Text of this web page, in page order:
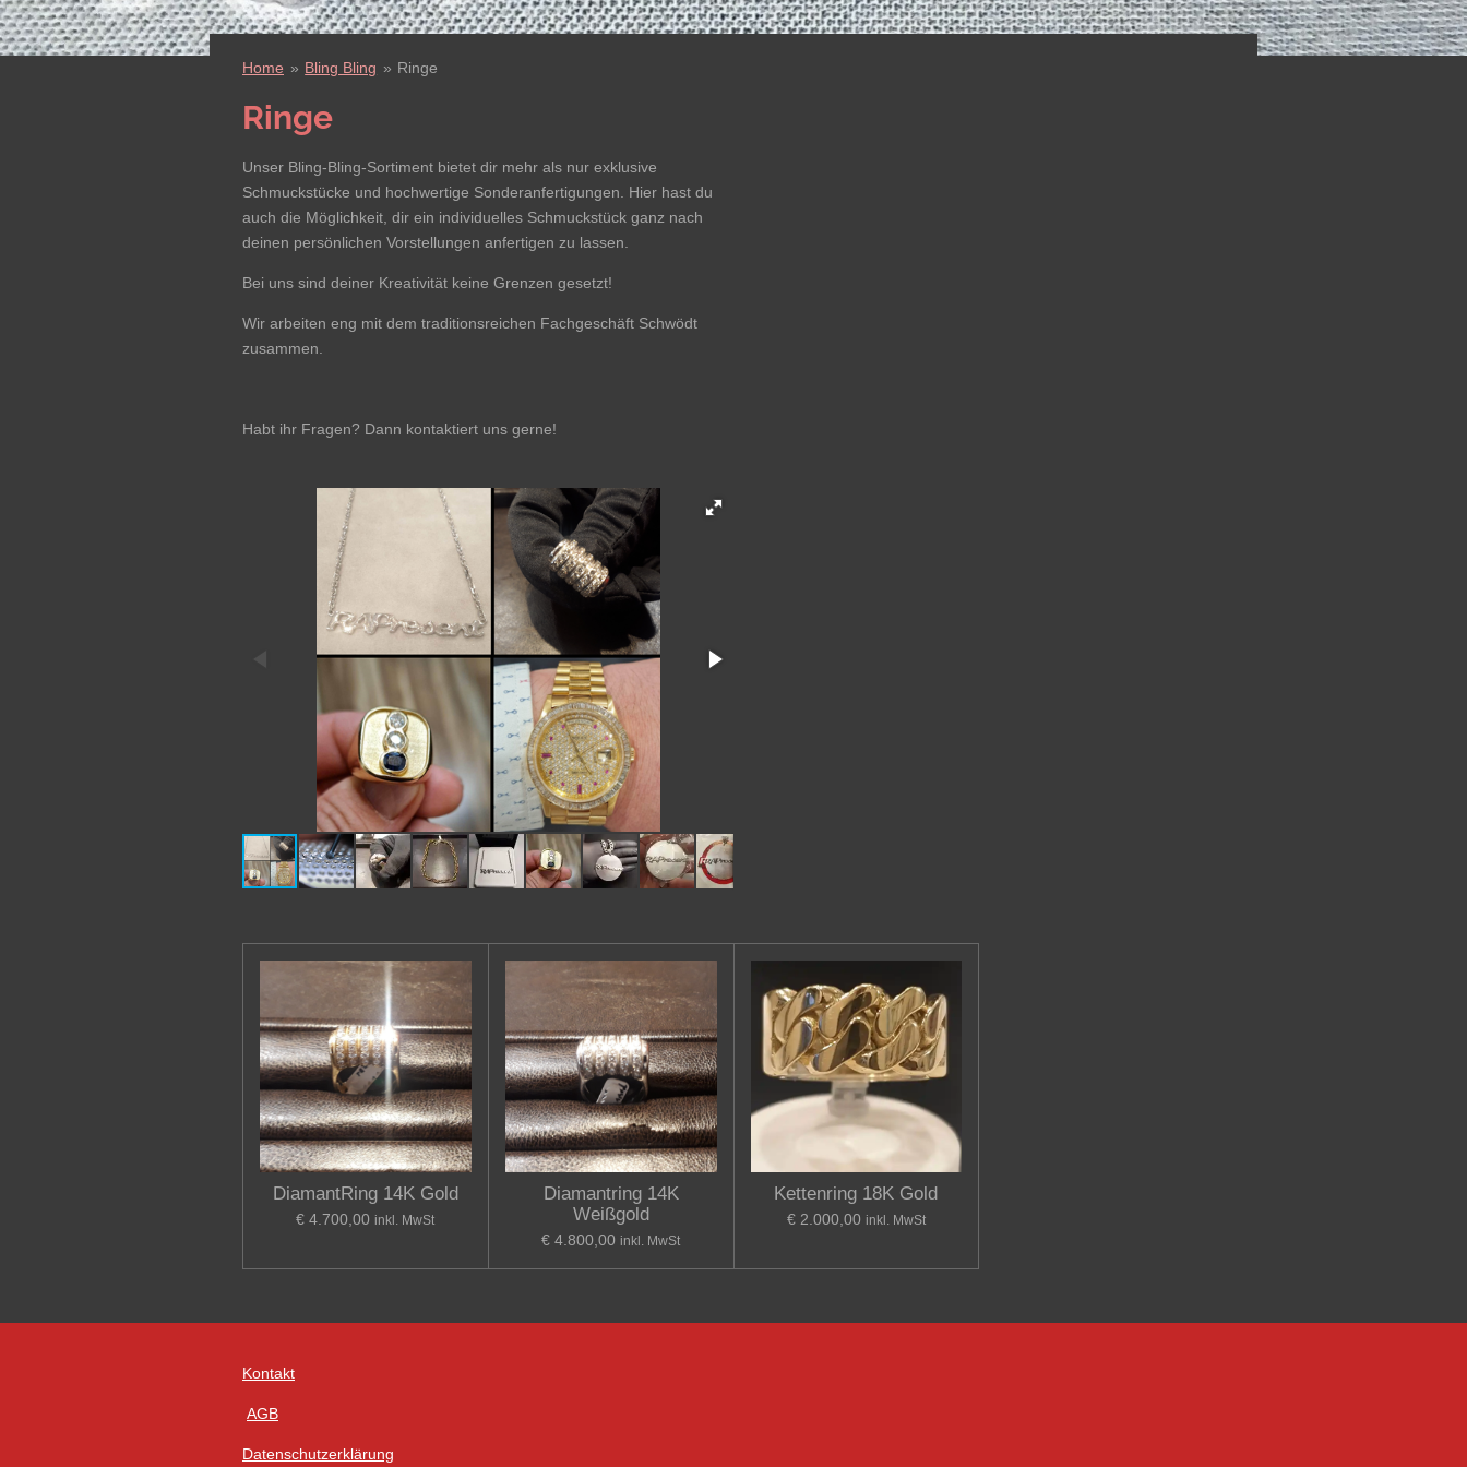
Home » Bling Bling » Ringe
Ringe
Unser Bling-Bling-Sortiment bietet dir mehr als nur exklusive
Schmuckstücke und hochwertige Sonderanfertigungen. Hier hast du
auch die Möglichkeit, dir ein individuelles Schmuckstück ganz nach
deinen persönlichen Vorstellungen anfertigen zu lassen.
Bei uns sind deiner Kreativität keine Grenzen gesetzt!
Wir arbeiten eng mit dem traditionsreichen Fachgeschäft Schwödt
zusammen.
Habt ihr Fragen? Dann kontaktiert uns gerne!
DiamantRing 14K Gold
€ 4.700,00 inkl. MwSt
Diamantring 14K
Weißgold
€ 4.800,00 inkl. MwSt
Kettenring 18K Gold
€ 2.000,00 inkl. MwSt
Kontakt
AGB
Datenschutzerklärung